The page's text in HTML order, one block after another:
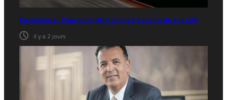
Casablanca : l’aéroport Mohammed V raccordé à la LGV
il y a 2 jours